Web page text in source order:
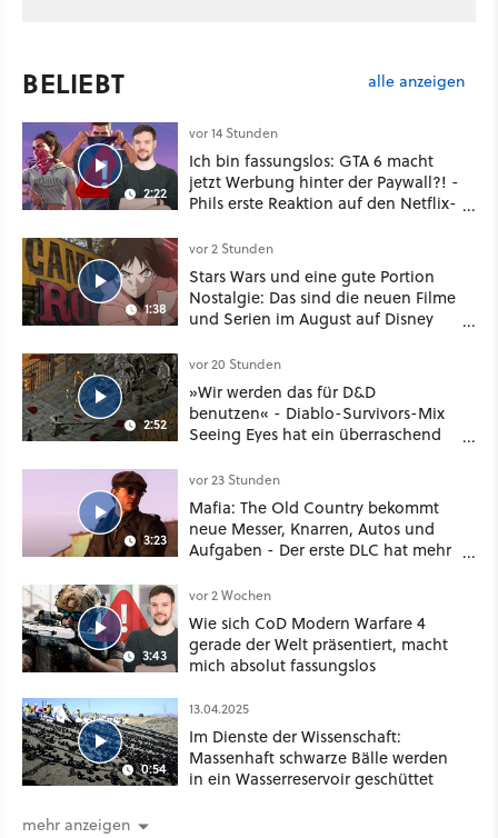
BELIEBT alle anzeigen
2:22
vor 14 Stunden
Ich bin fassungslos: GTA 6 macht
jetzt Werbung hinter der Paywall?! -
Phils erste Reaktion auf den Netflix-
1:38
vor 2 Stunden
Stars Wars und eine gute Portion
Nostalgie: Das sind die neuen Filme
und Serien im August auf Disney
2:52
vor 20 Stunden
»Wir werden das für D&D
benutzen« - Diablo-Survivors-Mix
Seeing Eyes hat ein überraschend
3:23
vor 23 Stunden
Mafia: The Old Country bekommt
neue Messer, Knarren, Autos und
Aufgaben - Der erste DLC hat mehr
3:43
vor 2 Wochen
Wie sich CoD Modern Warfare 4
gerade der Welt präsentiert, macht
mich absolut fassungslos
0:54
13.04.2025
Im Dienste der Wissenschaft:
Massenhaft schwarze Bälle werden
in ein Wasserreservoir geschüttet
mehr anzeigen